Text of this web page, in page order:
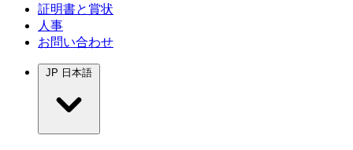
証明書と賞状
人事
お問い合わせ
JP 日本語